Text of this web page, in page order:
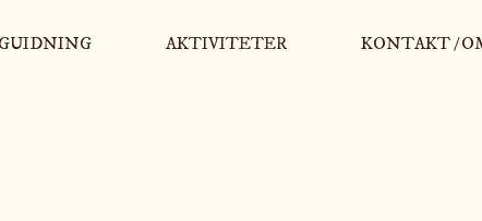
AKTIVITETER KONTAKT /